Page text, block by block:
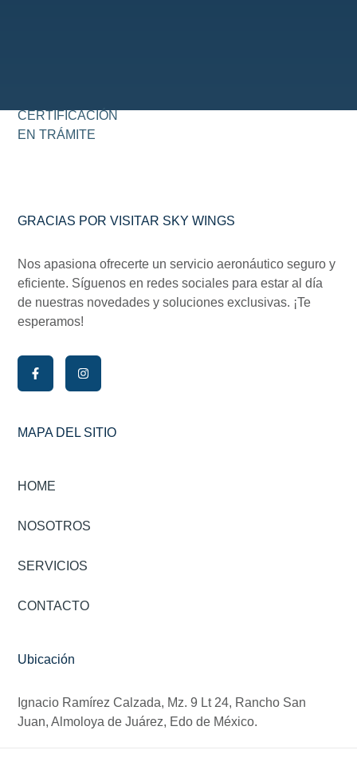
CERTIFICACIÓN
EN TRÁMITE
GRACIAS POR VISITAR SKY WINGS
Nos apasiona ofrecerte un servicio aeronáutico seguro y
eficiente. Síguenos en redes sociales para estar al día
de nuestras novedades y soluciones exclusivas. ¡Te
esperamos!
MAPA DEL SITIO
HOME
NOSOTROS
SERVICIOS
CONTACTO
Ubicación
Ignacio Ramírez Calzada, Mz. 9 Lt 24, Rancho San
Juan, Almoloya de Juárez, Edo de México.